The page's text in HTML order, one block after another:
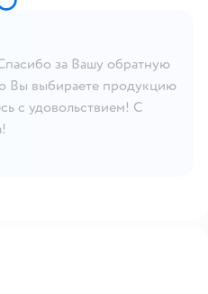
за Вашу обратную
Вы выбираете продукцию
с удовольствием! С